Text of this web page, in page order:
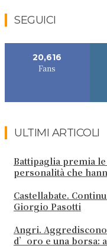
SEGUICI
20,616
Fans
ULTIMI ARTICOLI
Battipaglia premia
personalità che
Castellabate.
Giorgio Pasotti
Angri.
d’oro e una borsa: